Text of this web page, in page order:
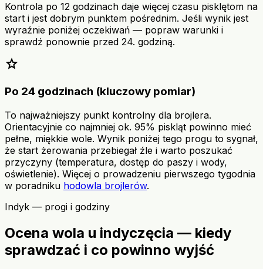
Kontrola po 12 godzinach daje więcej czasu pisklętom na
start i jest dobrym punktem pośrednim. Jeśli wynik jest
wyraźnie poniżej oczekiwań — popraw warunki i
sprawdź ponownie przed 24. godziną.
star
Po 24 godzinach (kluczowy pomiar)
To najważniejszy punkt kontrolny dla brojlera.
Orientacyjnie co najmniej ok. 95% piskląt powinno mieć
pełne, miękkie wole. Wynik poniżej tego progu to sygnał,
że start żerowania przebiegał źle i warto poszukać
przyczyny (temperatura, dostęp do paszy i wody,
oświetlenie). Więcej o prowadzeniu pierwszego tygodnia
w poradniku hodowla brojlerów.
Indyk — progi i godziny
Ocena wola u indyczęcia — kiedy
sprawdzać i co powinno wyjść